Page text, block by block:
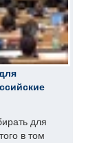
для
в том